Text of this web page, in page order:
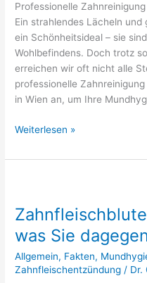
Professionelle
Ein strahlendes Lächeln
ein Schönheitsideal – sie
Wohlbefindens. Doch trotz
erreichen wir oft nicht alle
professionelle
in Wien an, um Ihre
Weiterlesen »
was Sie
Allgemein, Fakten,
Zahnfleischentzündung / Dr.
und
Sie
dagegen
tun